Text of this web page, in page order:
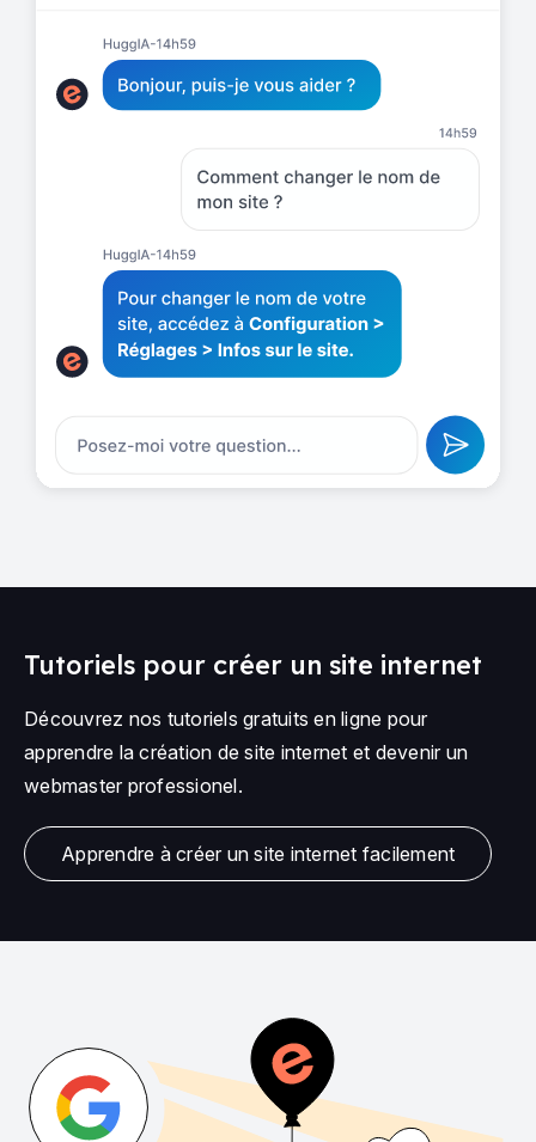
Tutoriels pour créer un site internet
Découvrez nos tutoriels gratuits en ligne pour
apprendre la création de site internet et devenir un
webmaster professionel.
Apprendre à créer un site internet facilement